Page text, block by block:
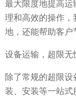
最大限度地提高运
理和高效的操作，
地，还能帮助客户
设备运输，超限无
除了常规的超限
装、安装等一站式